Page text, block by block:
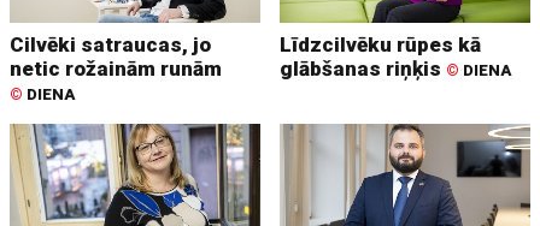
Cilvēki satraucas, jo
netic rožainām runām
© DIENA
Līdzcilvēku rūpes kā
glābšanas riņķis © DIENA